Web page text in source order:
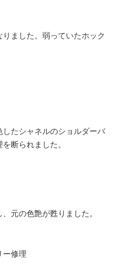
ました。弱っていたホック
たシャネルのショルダーバ
断られました。
元の色艶が甦りました。
ー修理